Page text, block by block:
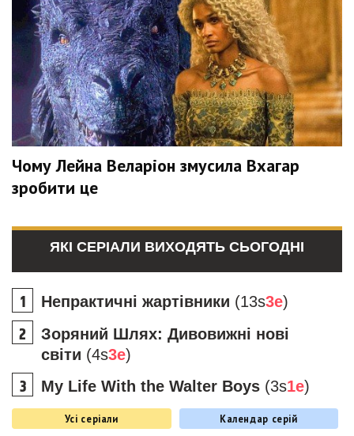
Чому Лейна Веларіон змусила Вхагар
зробити це
ЯКІ СЕРІАЛИ ВИХОДЯТЬ СЬОГОДНІ
Непрактичні жартівники (13s3e)
Зоряний Шлях: Дивовижні нові
світи (4s3e)
My Life With the Walter Boys (3s1e)
Усі серіали Календар серій